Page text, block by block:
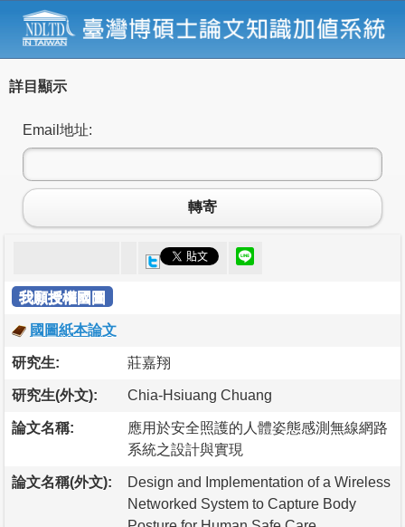
詳目顯示
Email地址:
轉寄
我願授權國圖
國圖紙本論文
研究生: 莊嘉翔
研究生(外文): Chia-Hsiuang Chuang
論文名稱:
應用於安全照護的人體姿態感測無線網路
系統之設計與實現
論文名稱(外文):
Design and Implementation of a Wireless
Networked System to Capture Body